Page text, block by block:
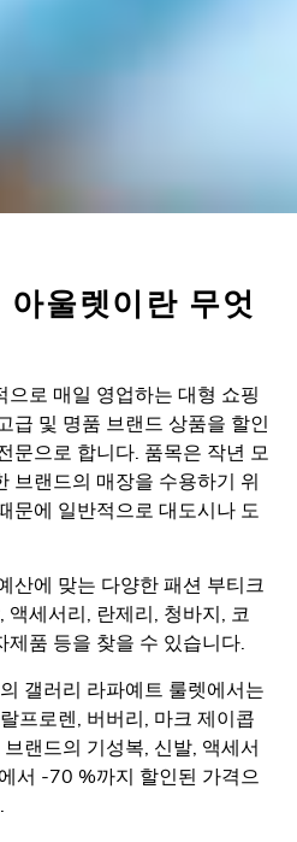
울렛이란 무엇
로 매일 영업하는 대형 쇼핑
급 및 명품 브랜드 상품을 할인
문으로 합니다. 품목은 작년 모
브랜드의 매장을 수용하기 위
문에 일반적으로 대도시나 도
산에 맞는 다양한 패션 부티크
액세서리, 란제리, 청바지, 코
제품 등을 찾을 수 있습니다.
갤러리 라파예트 룰렛에서는
랄프로렌, 버버리, 마크 제이콥
랜드의 기성복, 신발, 액세서
서 -70 %까지 할인된 가격으